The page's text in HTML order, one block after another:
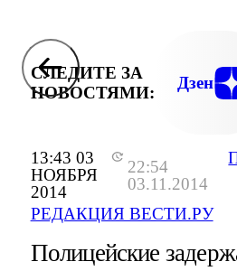
13:43 03
НОЯБРЯ
2014
22:54
03.11.2014
РЕДАКЦИЯ ВЕСТИ.РУ
СЛЕДИТЕ ЗА
НОВОСТЯМИ:
Дзен
Полицейские